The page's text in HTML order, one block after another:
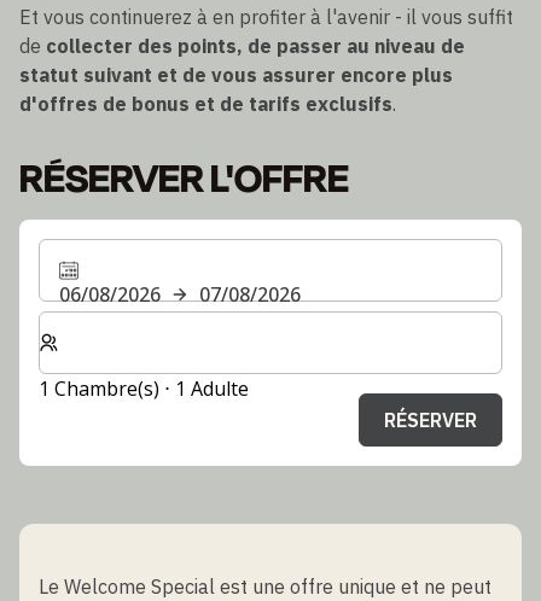
Et vous continuerez à en profiter à l'avenir - il vous suffit
de collecter des points, de passer au niveau de
statut suivant et de vous assurer encore plus
d'offres de bonus et de tarifs exclusifs.
RÉSERVER L'OFFRE
06/08/2026
07/08/2026
Sélectionnez le nombre de chambres et d'invités pour
1 Chambre(s) ⋅ 1 Adulte
RÉSERVER
Le Welcome Special est une offre unique et ne peut